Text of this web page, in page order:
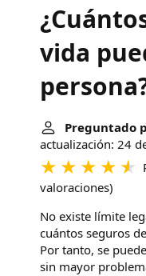
vida
Preguntado
actualización: 24
valoraciones)
No existe límite
cuántos seguros
Por tanto, se
sin mayor